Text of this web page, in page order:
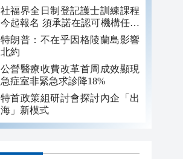
社福界全日制登記護士訓練課程
今起報名 須承諾在認可機構任職
至少三年
特朗普：不在乎因格陵蘭島影響
北約
公營醫療收費改革首周成效顯現
急症室非緊急求診降18%
特首政策組研討會探討內企「出
海」新模式